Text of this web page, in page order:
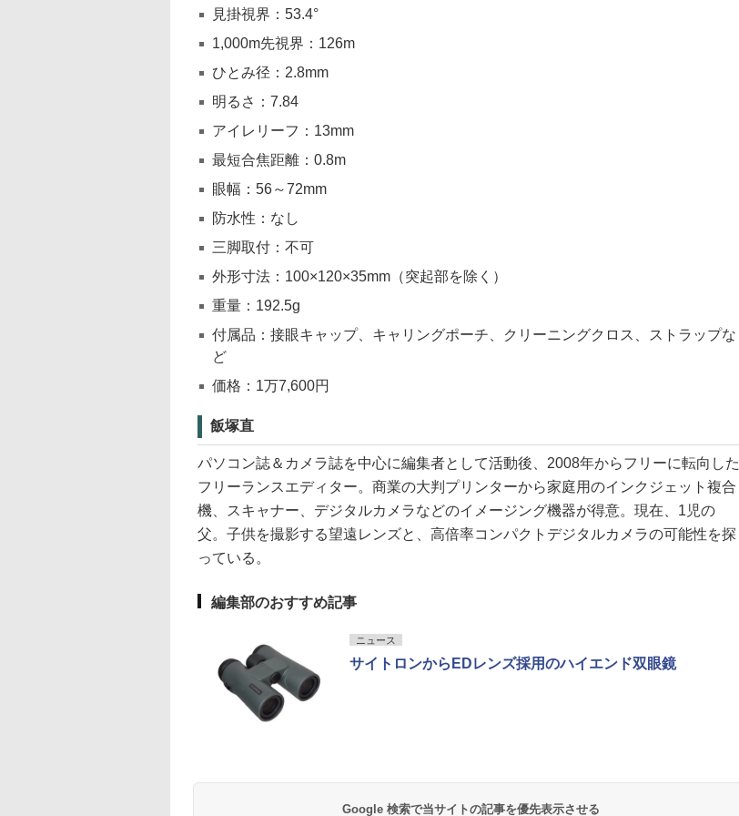
見掛視界：53.4°
1,000m先視界：126m
ひとみ径：2.8mm
明るさ：7.84
アイレリーフ：13mm
最短合焦距離：0.8m
眼幅：56～72mm
防水性：なし
三脚取付：不可
外形寸法：100×120×35mm（突起部を除く）
重量：192.5g
付属品：接眼キャップ、キャリングポーチ、クリーニングクロス、ストラップな
ど
価格：1万7,600円
飯塚直
パソコン誌＆カメラ誌を中心に編集者として活動後、2008年からフリーに転向した
フリーランスエディター。商業の大判プリンターから家庭用のインクジェット複合
機、スキャナー、デジタルカメラなどのイメージング機器が得意。現在、1児の
父。子供を撮影する望遠レンズと、高倍率コンパクトデジタルカメラの可能性を探
っている。
編集部のおすすめ記事
ニュース
サイトロンからEDレンズ採用のハイエンド双眼鏡
Google 検索で当サイトの記事を優先表示させる